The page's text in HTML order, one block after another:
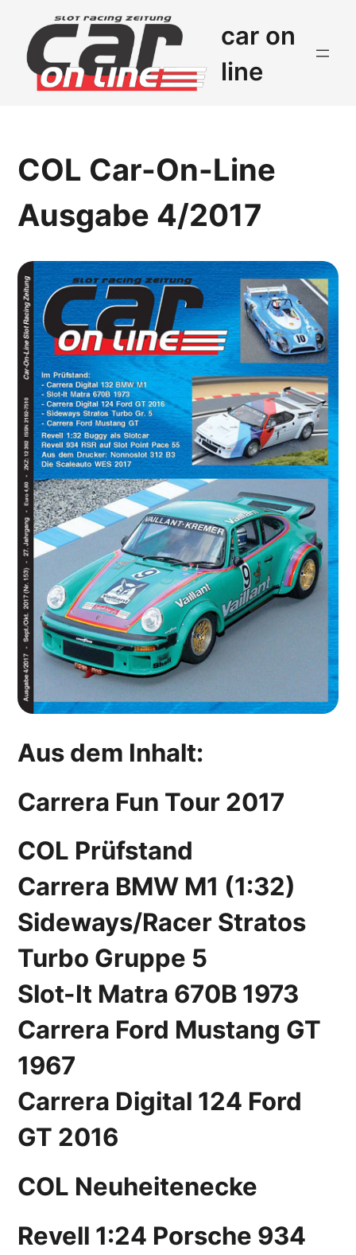
car on
line
COL Car-On-Line
Ausgabe 4/2017
Aus dem Inhalt:
Carrera Fun Tour 2017
COL Prüfstand
Carrera BMW M1 (1:32)
Sideways/Racer Stratos
Turbo Gruppe 5
Slot-It Matra 670B 1973
Carrera Ford Mustang GT
1967
Carrera Digital 124 Ford
GT 2016
COL Neuheitenecke
Revell 1:24 Porsche 934